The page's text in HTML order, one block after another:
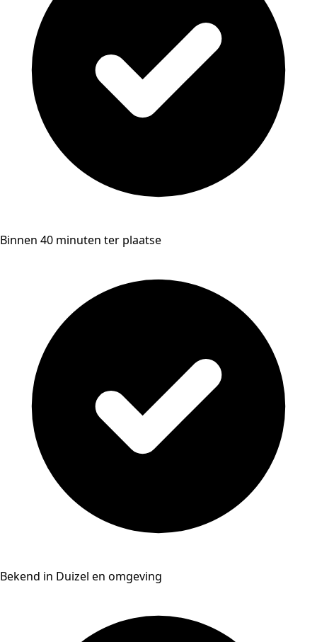
Binnen 40 minuten ter plaatse
Bekend in Duizel en omgeving